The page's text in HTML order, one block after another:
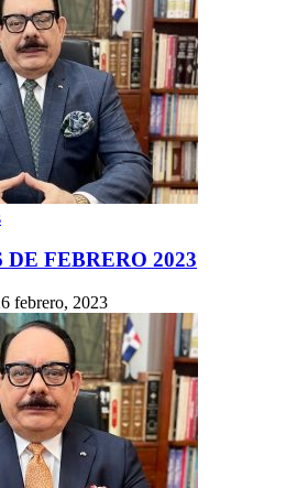
FEBRERO 2023
febrero, 2023